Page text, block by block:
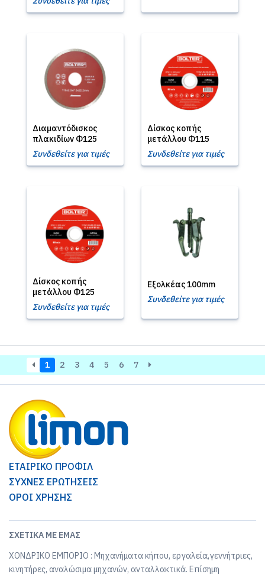
Διαμαντόδισκος
πλακιδίων Φ125
Συνδεθείτε για τιμές
Δίσκος κοπής
μετάλλου Φ115
Συνδεθείτε για τιμές
Δίσκος κοπής
μετάλλου Φ125
Συνδεθείτε για τιμές
Εξολκέας 100mm
Συνδεθείτε για τιμές
1 2 3 4 5 6 7
ΕΤΑΙΡΙΚΟ ΠΡΟΦΙΛ
ΣΥΧΝΕΣ ΕΡΩΤΗΣΕΙΣ
ΟΡΟΙ ΧΡΗΣΗΣ
ΣΧΕΤΙΚΆ ΜΕ ΕΜΆΣ
ΧΟΝΔΡΙΚΟ ΕΜΠΟΡΙΟ : Μηχανήματα κήπου, εργαλεία,γεννήτριες,
κινητήρες, αναλώσιμα μηχανών, ανταλλακτικά. Επίσημη